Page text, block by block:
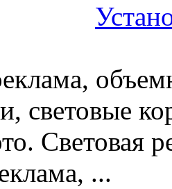
световые
Световая
...